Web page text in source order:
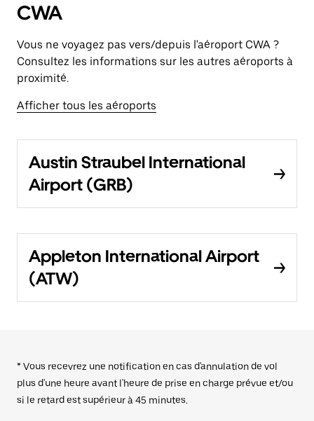
CWA
Vous ne voyagez pas vers/depuis l'aéroport CWA ?
Consultez les informations sur les autres aéroports à
proximité.
Afficher tous les aéroports
Austin Straubel International
Airport (GRB)
Appleton International Airport
(ATW)
* Vous recevrez une notification en cas d'annulation de vol
plus d'une heure avant l'heure de prise en charge prévue et/ou
si le retard est supérieur à 45 minutes.